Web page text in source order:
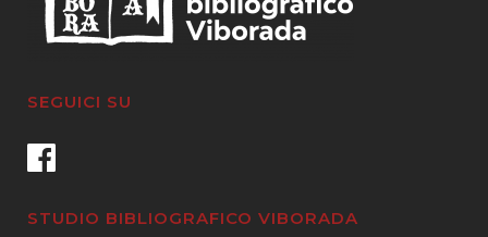
SEGUICI SU
STUDIO BIBLIOGRAFICO VIBORADA